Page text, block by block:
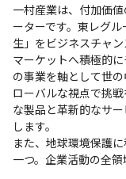
一村産業は、付加価
ーターです。東レグ
生」をビジネスチャ
マーケットへ積極的
の事業を軸として世
ローバルな視点で挑
な製品と革新的なサ
します。
また、地球環境保護
一つ。企業活動の全領